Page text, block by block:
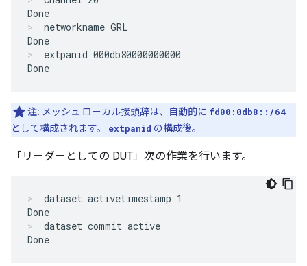
Done
networkname GRL
Done
extpanid 000db80000000000
Done
注: メッシュ ローカル接頭辞は、自動的に fd00:0db8::/64
として構成されます。 extpanid の構成後。
「リーダーとしての DUT」次の作業を行います。
dataset activetimestamp 1
Done
dataset commit active
Done